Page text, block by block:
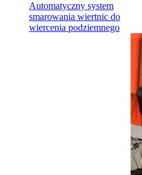
Automatyczny system
smarowania wiertnic do
wiercenia podziemnego